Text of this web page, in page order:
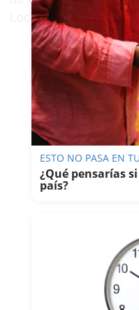
Local en un
ESTO NO PASA EN
¿Qué pensarías
país?